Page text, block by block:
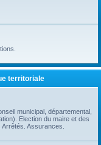
territoriale
municipal, départemental,
Election du maire et des
Assurances.